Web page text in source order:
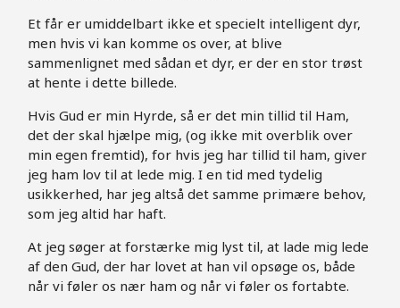
Et får er umiddelbart ikke et specielt intelligent dyr,
men hvis vi kan komme os over, at blive
sammenlignet med sådan et dyr, er der en stor trøst
at hente i dette billede.
Hvis Gud er min Hyrde, så er det min tillid til Ham,
det der skal hjælpe mig, (og ikke mit overblik over
min egen fremtid), for hvis jeg har tillid til ham, giver
jeg ham lov til at lede mig. I en tid med tydelig
usikkerhed, har jeg altså det samme primære behov,
som jeg altid har haft.
At jeg søger at forstærke mig lyst til, at lade mig lede
af den Gud, der har lovet at han vil opsøge os, både
når vi føler os nær ham og når vi føler os fortabte.